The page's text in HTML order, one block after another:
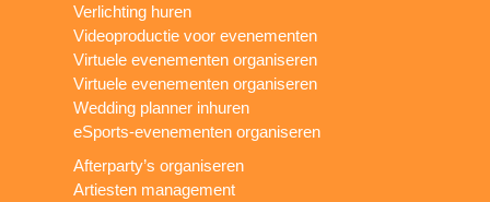
Verlichting huren
Videoproductie voor evenementen
Virtuele evenementen organiseren
Virtuele evenementen organiseren
Wedding planner inhuren
eSports-evenementen organiseren
Afterparty’s organiseren
Artiesten management